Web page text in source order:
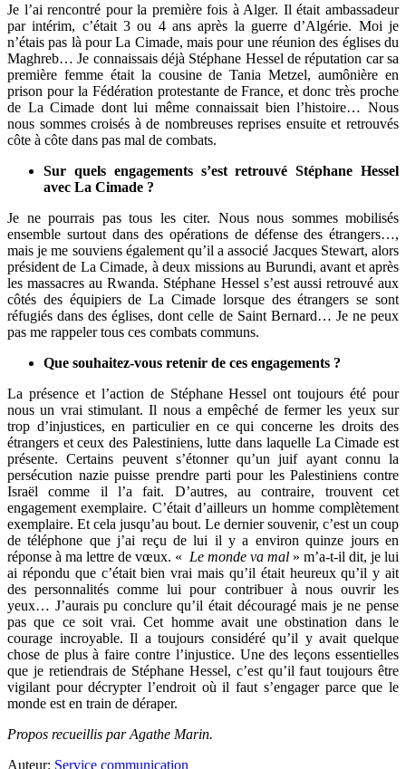
Je l’ai rencontré pour la première fois à Alger. Il était ambassadeur
par intérim, c’était 3 ou 4 ans après la guerre d’Algérie. Moi je
n’étais pas là pour La Cimade, mais pour une réunion des églises du
Maghreb… Je connaissais déjà Stéphane Hessel de réputation car sa
première femme était la cousine de Tania Metzel, aumônière en
prison pour la Fédération protestante de France, et donc très proche
de La Cimade dont lui même connaissait bien l’histoire… Nous
nous sommes croisés à de nombreuses reprises ensuite et retrouvés
côte à côte dans pas mal de combats.
Sur quels engagements s’est retrouvé Stéphane Hessel
avec La Cimade ?
Je ne pourrais pas tous les citer. Nous nous sommes mobilisés
ensemble surtout dans des opérations de défense des étrangers…,
mais je me souviens également qu’il a associé Jacques Stewart, alors
président de La Cimade, à deux missions au Burundi, avant et après
les massacres au Rwanda. Stéphane Hessel s’est aussi retrouvé aux
côtés des équipiers de La Cimade lorsque des étrangers se sont
réfugiés dans des églises, dont celle de Saint Bernard… Je ne peux
pas me rappeler tous ces combats communs.
Que souhaitez-vous retenir de ces engagements ?
La présence et l’action de Stéphane Hessel ont toujours été pour
nous un vrai stimulant. Il nous a empêché de fermer les yeux sur
trop d’injustices, en particulier en ce qui concerne les droits des
étrangers et ceux des Palestiniens, lutte dans laquelle La Cimade est
présente. Certains peuvent s’étonner qu’un juif ayant connu la
persécution nazie puisse prendre parti pour les Palestiniens contre
Israël comme il l’a fait. D’autres, au contraire, trouvent cet
engagement exemplaire. C’était d’ailleurs un homme complètement
exemplaire. Et cela jusqu’au bout. Le dernier souvenir, c’est un coup
de téléphone que j’ai reçu de lui il y a environ quinze jours en
réponse à ma lettre de vœux. « Le monde va mal » m’a-t-il dit, je lui
ai répondu que c’était bien vrai mais qu’il était heureux qu’il y ait
des personnalités comme lui pour contribuer à nous ouvrir les
yeux… J’aurais pu conclure qu’il était découragé mais je ne pense
pas que ce soit vrai. Cet homme avait une obstination dans le
courage incroyable. Il a toujours considéré qu’il y avait quelque
chose de plus à faire contre l’injustice. Une des leçons essentielles
que je retiendrais de Stéphane Hessel, c’est qu’il faut toujours être
vigilant pour décrypter l’endroit où il faut s’engager parce que le
monde est en train de déraper.
Propos recueillis par Agathe Marin.
Auteur: Service communication